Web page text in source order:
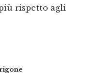
rispetto agli